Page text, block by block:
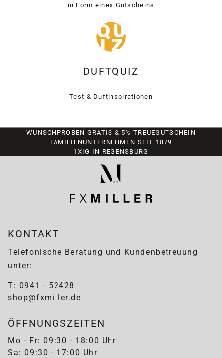
in Form eines Gutscheins
DUFTQUIZ
Test & Duftinspirationen
WUNSCHPROBEN GRATIS & 5% TREUEGUTSCHEIN
FAMILIENUNTERNEHMEN SEIT 1879
1XIG IN REGENSBURG
KONTAKT
Telefonische Beratung und Kundenbetreuung
unter:
T: 0941 - 52428
shop@fxmiller.de
ÖFFNUNGSZEITEN
Mo - Fr: 09:30 - 18:00 Uhr
Sa: 09:30 - 17:00 Uhr